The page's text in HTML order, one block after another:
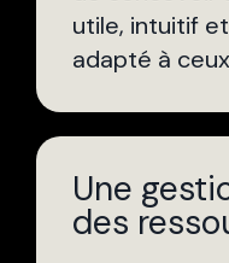
utile, intuitif
adapté à
Une
des